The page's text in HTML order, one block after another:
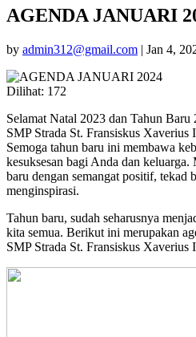
AGENDA JANUARI
by admin312@gmail.com | Jan 4,
Dilihat: 172
Selamat Natal 2023 dan Tahun
SMP Strada St. Fransiskus Xaverius
Semoga tahun baru ini membawa
kesuksesan bagi Anda dan
baru dengan semangat positif, tekad
menginspirasi.
Tahun baru, sudah seharusnya
kita semua. Berikut ini merupakan
SMP Strada St. Fransiskus Xaverius